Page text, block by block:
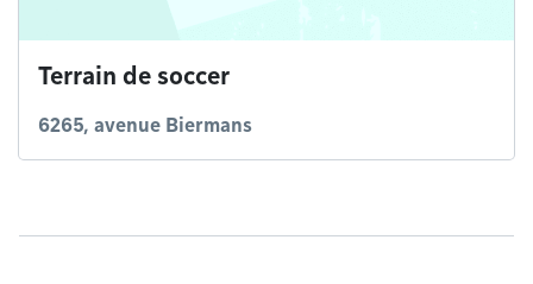
Terrain de soccer
6265, avenue Biermans